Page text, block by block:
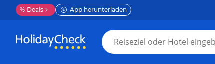
% Deals App herunterladen